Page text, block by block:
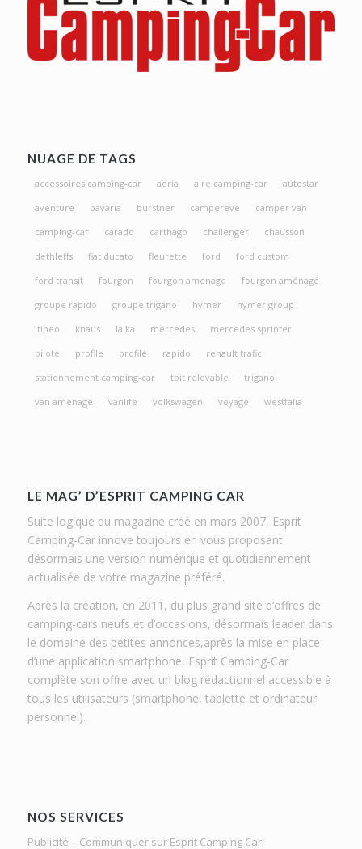
NUAGE DE TAGS
accessoires camping-car adria aire camping-car
autostar
aventure
bavaria burstner campereve
camper van
camping-car
carado carthago challenger
chausson
dethleffs
fiat ducato fleurette ford
ford custom
ford transit
fourgon fourgon amenage
fourgon aménagé
groupe rapido
groupe trigano hymer
hymer group
itineo
knaus laika mercedes
mercedes sprinter
pilote
profile profilé rapido
renault trafic
stationnement camping-car
toit relevable
trigano
van aménagé
vanlife volkswagen voyage westfalia
LE MAG’ D’ESPRIT CAMPING CAR
Suite logique du magazine créé en mars 2007, Esprit
Camping-Car innove toujours en vous proposant
désormais une version numérique et quotidiennement
actualisée de votre magazine préféré.
Après la création, en 2011, du plus grand site d’offres de
camping-cars neufs et d’occasions, désormais leader dans
le domaine des petites annonces,après la mise en place
d’une application smartphone, Esprit Camping-Car
complète son offre avec un blog rédactionnel accessible à
tous les utilisateurs (smartphone, tablette et ordinateur
personnel).
NOS SERVICES
Publicité – Communiquer sur Esprit Camping Car